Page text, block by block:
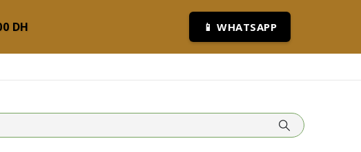
DH 📱 WHATSAPP